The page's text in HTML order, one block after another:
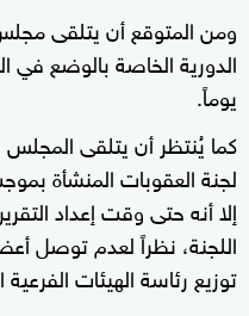
ومن المتوقع أن يتلقى
يوماً.
كما يُنتظر أن يتلقى
إلا أنه حتى وقت إعداد
اللجنة، نظراً لعدم توصل
توزيع رئاسة الهيئات